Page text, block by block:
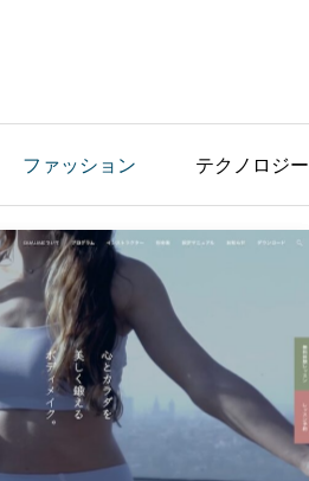
ファッション テクノロジー